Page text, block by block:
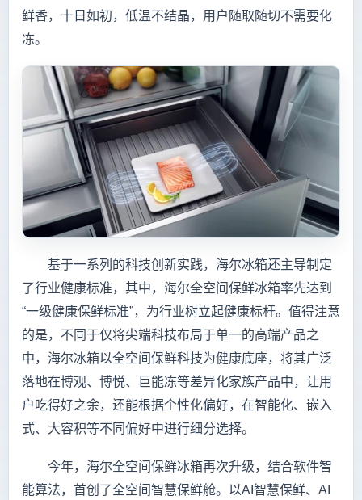
鲜香，十日如初，低温不结晶，用户随取随切不需要化
冻。
基于一系列的科技创新实践，海尔冰箱还主导制定
了行业健康标准，其中，海尔全空间保鲜冰箱率先达到
“一级健康保鲜标准”，为行业树立起健康标杆。值得注意
的是，不同于仅将尖端科技布局于单一的高端产品之
中，海尔冰箱以全空间保鲜科技为健康底座，将其广泛
落地在博观、博悦、巨能冻等差异化家族产品中，让用
户吃得好之余，还能根据个性化偏好，在智能化、嵌入
式、大容积等不同偏好中进行细分选择。
今年，海尔全空间保鲜冰箱再次升级，结合软件智
能算法，首创了全空间智慧保鲜舱。以AI智慧保鲜、AI